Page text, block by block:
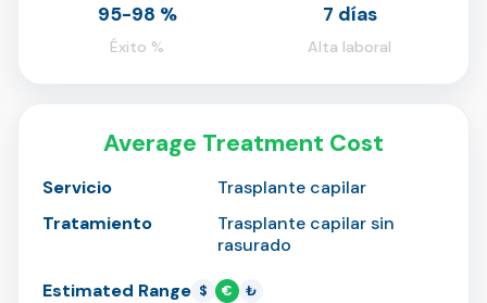
95-98 %
Éxito %
7 días
Alta laboral
Average Treatment Cost
Servicio
Trasplante capilar
Tratamiento
Trasplante capilar sin
rasurado
Estimated Range $ € ₺